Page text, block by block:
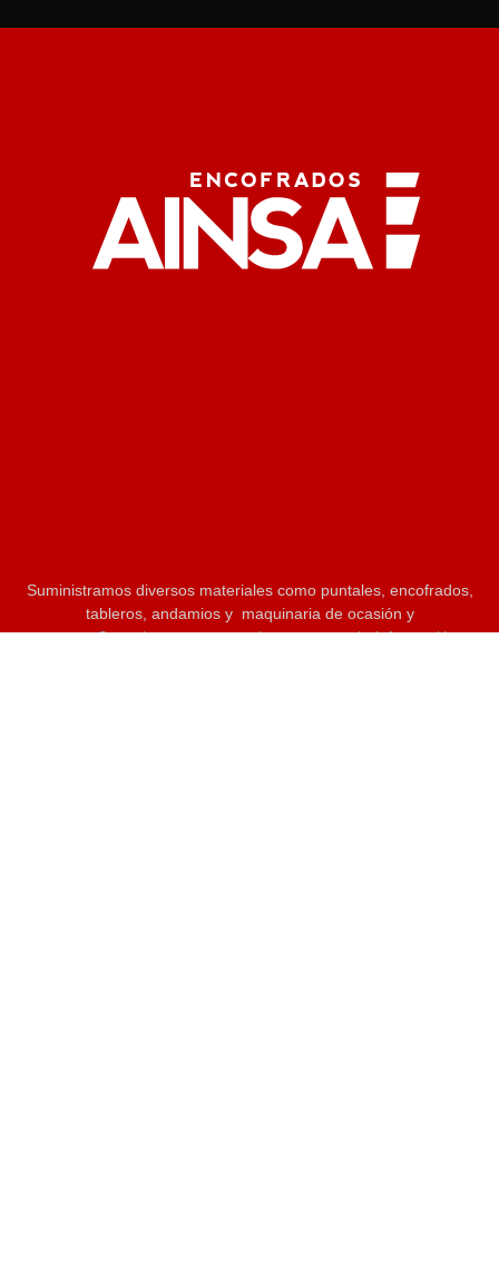
Suministramos diversos materiales como puntales, encofrados,
tableros, andamios y maquinaria de ocasión y
nuevos.Consulte nuestros productos para más información.